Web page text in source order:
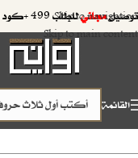
Skip to navigation
Skip to main content
توصيلمجانيللطلب 499 +كود الخصم N9
القائمة